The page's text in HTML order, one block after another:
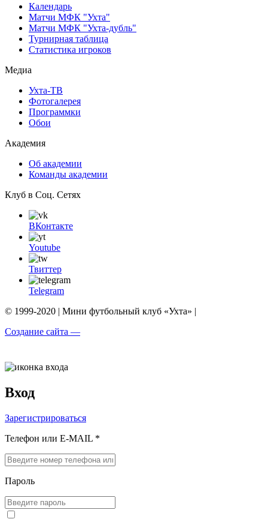
Календарь
Матчи МФК "Ухта"
Матчи МФК "Ухта-дубль"
Турнирная таблица
Статистика игроков
Медиа
Ухта-ТВ
Фотогалерея
Программки
Обои
Академия
Об академии
Команды академии
Клуб в Соц. Сетях
ВКонтакте
Youtube
Твиттер
Telegram
© 1999-2020 | Мини футбольный клуб «Ухта» |
Создание сайта —
Вход
Зарегистрироваться
Телефон или E-MAIL *
Пароль